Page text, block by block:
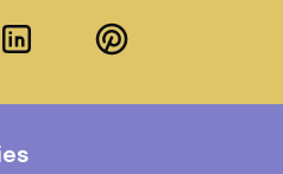
LinkedInPinterest
Instagram